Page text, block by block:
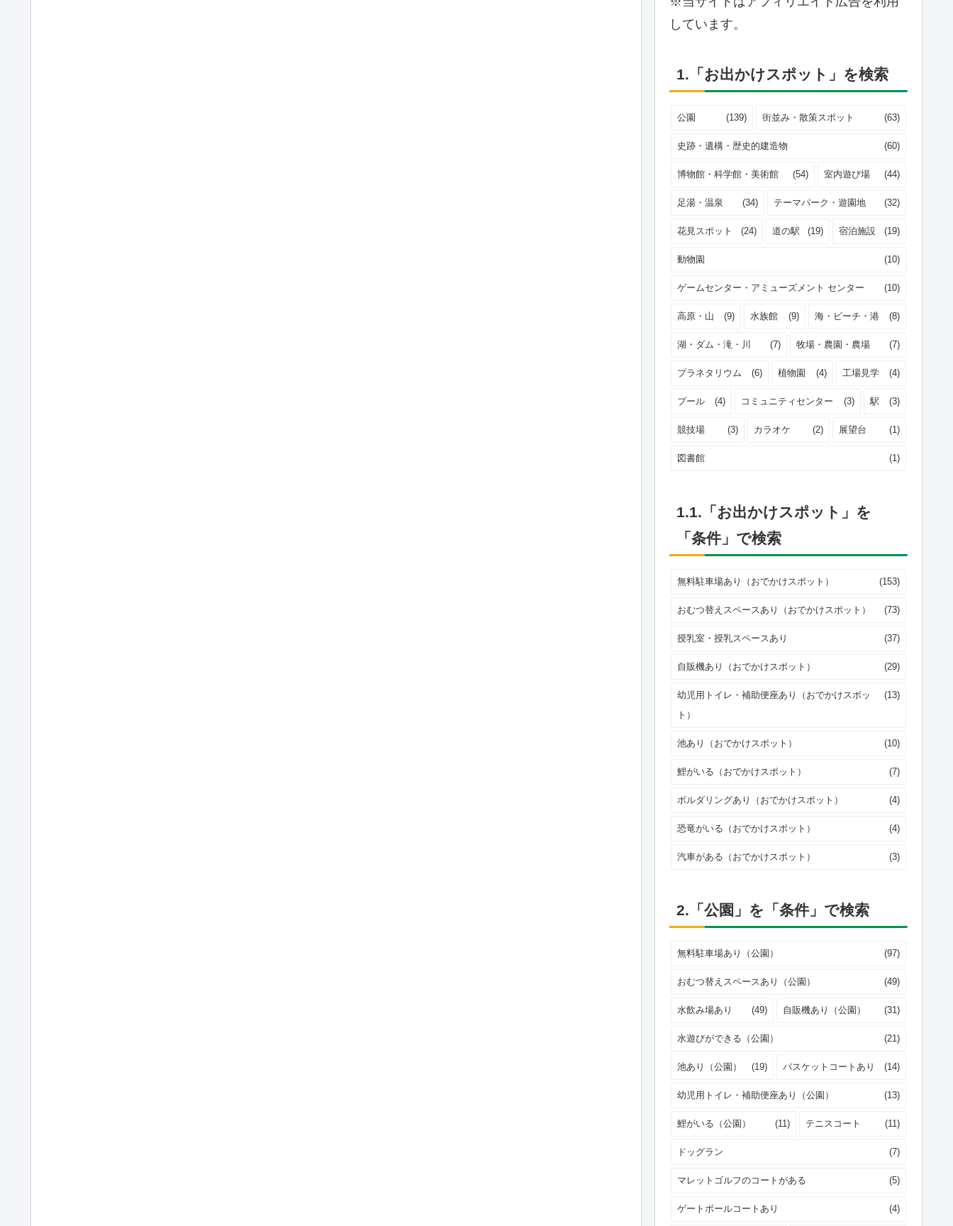
しています。
1.「お出かけスポット」を検索
公園 (139) 街並み・散策スポット (63)
史跡・遺構・歴史的建造物 (60)
博物館・科学館・美術館 (54) 室内遊び場 (44)
足湯・温泉 (34) テーマパーク・遊園地 (32)
花見スポット (24) 道の駅 (19) 宿泊施設 (19)
動物園 (10)
ゲームセンター・アミューズメント センター (10)
高原・山 (9) 水族館 (9) 海・ビーチ・港 (8)
湖・ダム・滝・川 (7) 牧場・農園・農場 (7)
プラネタリウム (6) 植物園 (4) 工場見学 (4)
プール (4) コミュニティセンター (3) 駅 (3)
競技場 (3) カラオケ (2) 展望台 (1)
図書館 (1)
1.1.「お出かけスポット」を
「条件」で検索
無料駐車場あり（おでかけスポット） (153)
おむつ替えスペースあり（おでかけスポット） (73)
授乳室・授乳スペースあり (37)
自販機あり（おでかけスポット） (29)
幼児用トイレ・補助便座あり（おでかけスポッ
ト）
(13)
池あり（おでかけスポット） (10)
鯉がいる（おでかけスポット） (7)
ボルダリングあり（おでかけスポット） (4)
恐竜がいる（おでかけスポット） (4)
汽車がある（おでかけスポット） (3)
2.「公園」を「条件」で検索
無料駐車場あり（公園） (97)
おむつ替えスペースあり（公園） (49)
水飲み場あり (49) 自販機あり（公園） (31)
水遊びができる（公園） (21)
池あり（公園） (19) バスケットコートあり (14)
幼児用トイレ・補助便座あり（公園） (13)
鯉がいる（公園） (11) テニスコート (11)
ドッグラン (7)
マレットゴルフのコートがある (5)
ゲートボールコートあり (4)